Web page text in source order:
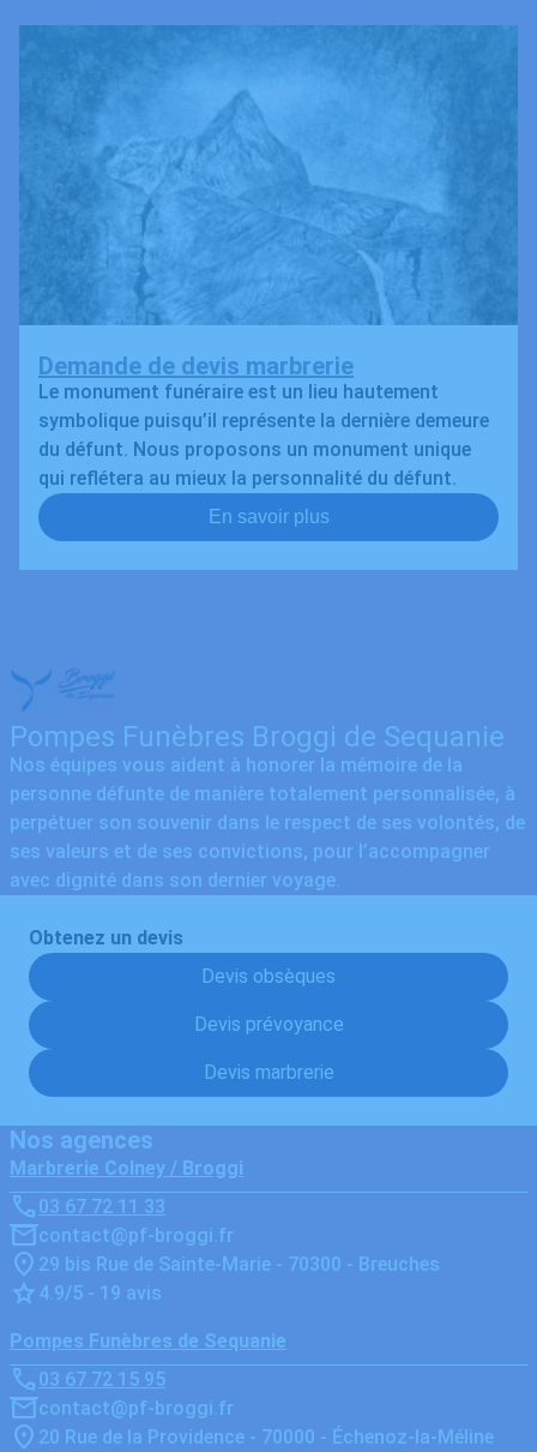
Demande de devis marbrerie
Le monument funéraire est un lieu hautement
symbolique puisqu’il représente la dernière demeure
du défunt. Nous proposons un monument unique
qui reflétera au mieux la personnalité du défunt.
En savoir plus
Pompes Funèbres Broggi de Sequanie
Nos équipes vous aident à honorer la mémoire de la
personne défunte de manière totalement personnalisée, à
perpétuer son souvenir dans le respect de ses volontés, de
ses valeurs et de ses convictions, pour l’accompagner
avec dignité dans son dernier voyage.
Obtenez un devis
Devis obsèques
Devis prévoyance
Devis marbrerie
Nos agences
Marbrerie Colney / Broggi
03 67 72 11 33
contact@pf-broggi.fr
29 bis Rue de Sainte-Marie - 70300 - Breuches
4.9/5 - 19 avis
Pompes Funèbres de Sequanie
03 67 72 15 95
contact@pf-broggi.fr
20 Rue de la Providence - 70000 - Échenoz-la-Méline